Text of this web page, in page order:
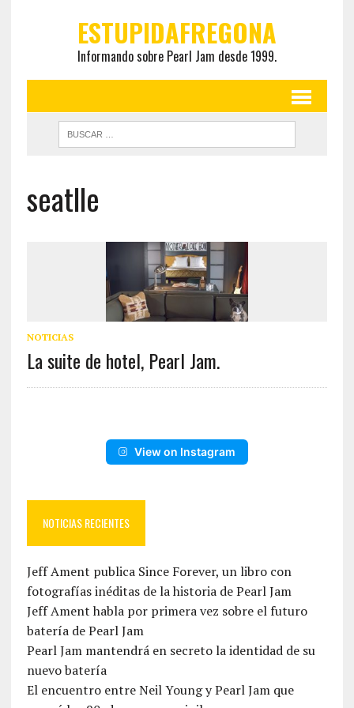
ESTUPIDAFREGONA
Informando sobre Pearl Jam desde 1999.
seatlle
NOTICIAS
La suite de hotel, Pearl Jam.
View on Instagram
NOTICIAS RECIENTES
Jeff Ament publica Since Forever, un libro con
fotografías inéditas de la historia de Pearl Jam
Jeff Ament habla por primera vez sobre el futuro
batería de Pearl Jam
Pearl Jam mantendrá en secreto la identidad de su
nuevo batería
El encuentro entre Neil Young y Pearl Jam que